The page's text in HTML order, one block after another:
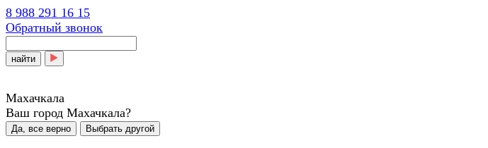
8 988 291 16 15
Обратный звонок
найти
Махачкала
Ваш город Махачкала?
Да, все верно Выбрать другой